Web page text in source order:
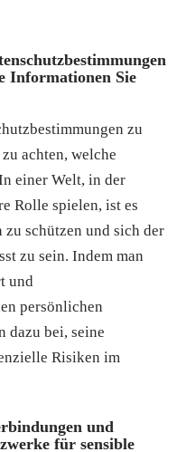
Informationen Sie
zu
achten, welche
einer Welt, in der
Rolle spielen, ist es
zu schützen und sich der
zu sein. Indem man
und
persönlichen
dazu bei, seine
Risiken im
und
für sensible